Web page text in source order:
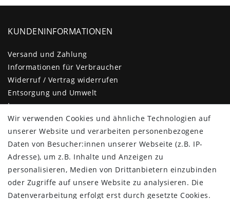
KUNDENINFORMATIONEN
Versand und Zahlung
Informationen für Verbraucher
Widerruf / Vertrag widerrufen
Entsorgung und Umwelt
Impressum
Daten­schutz­erklärung
AGB
Barrierefreiheitserklärung
Kontakt
KUNDENBEREICH
Login
Wir verwenden Cookies und ähnliche Technologien auf
unserer Website und verarbeiten personenbezogene
Daten von Besucher:innen unserer Webseite (z.B. IP-
Adresse), um z.B. Inhalte und Anzeigen zu
personalisieren, Medien von Drittanbietern einzubinden
oder Zugriffe auf unsere Website zu analysieren. Die
Datenverarbeitung erfolgt erst durch gesetzte Cookies.